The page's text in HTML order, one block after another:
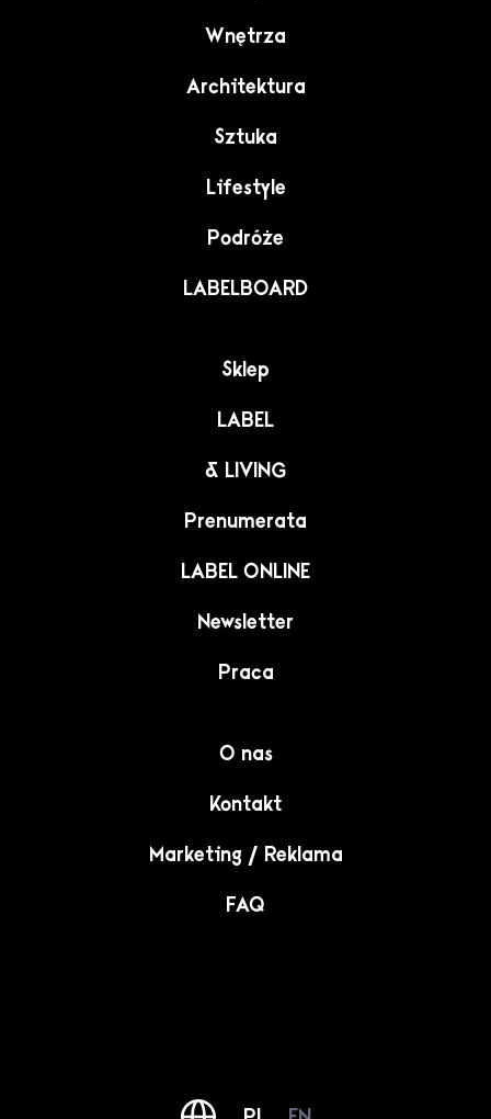
Wnętrza
Architektura
Sztuka
Lifestyle
Podróże
LABELBOARD
Sklep
LABEL
& LIVING
Prenumerata
LABEL ONLINE
Newsletter
Praca
O nas
Kontakt
Marketing / Reklama
FAQ